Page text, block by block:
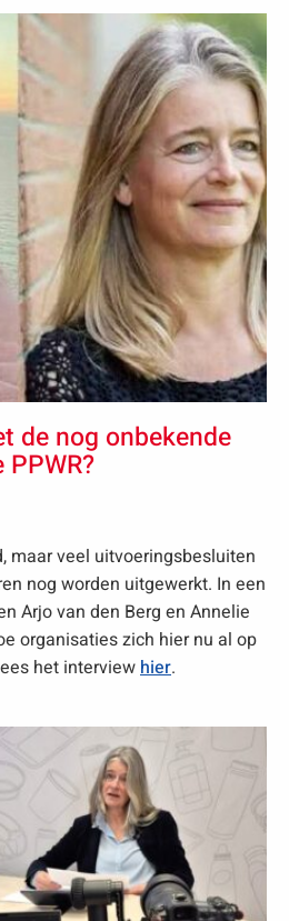
de nog onbekende
maar veel uitvoeringsbesluiten
nog worden uitgewerkt. In een
Arjo van den Berg en Annelie
organisaties zich hier nu al op
het interviewhier.